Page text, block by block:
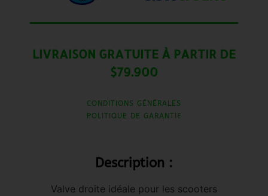
LIVRAISON GRATUITE À PARTIR DE
$79.900
CONDITIONS GÉNÉRALES
POLITIQUE DE GARANTIE
Description :
Valve droite idéale pour les scooters